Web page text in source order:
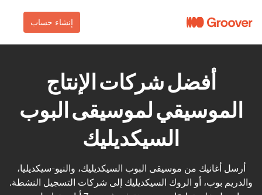
إنشاء حساب
أفضل شركات الإنتاج
الموسيقي لموسيقى البوب
السيكديليك
أرسل أغانيك من موسيقى البوب السيكديليك، والنيو-سيكديليا،
والدريم بوب، أو الروك السيكديليك إلى شركات التسجيل النشطة.